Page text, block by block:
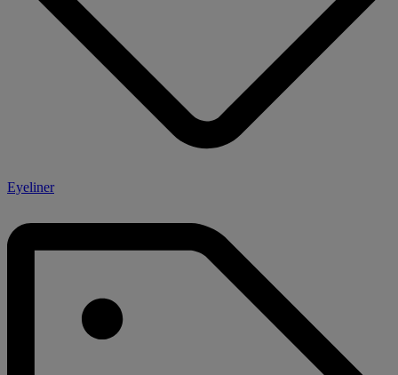
Eyeliner